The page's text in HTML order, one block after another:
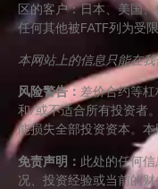
区的客户：日本、美国
任何其他被FATF列为受
本网站上的信息只能在我
风险警告： 差价合约等
和/或不适合所有投资者
能损失全部投资资本。
免责声明 ： 此处的任何
况、投资经验或当前的